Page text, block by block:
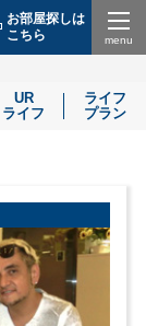
お部屋探しは
こちら
（別
ウ
ド
ウ
す）
UR
ライフ
ライフ
プラン